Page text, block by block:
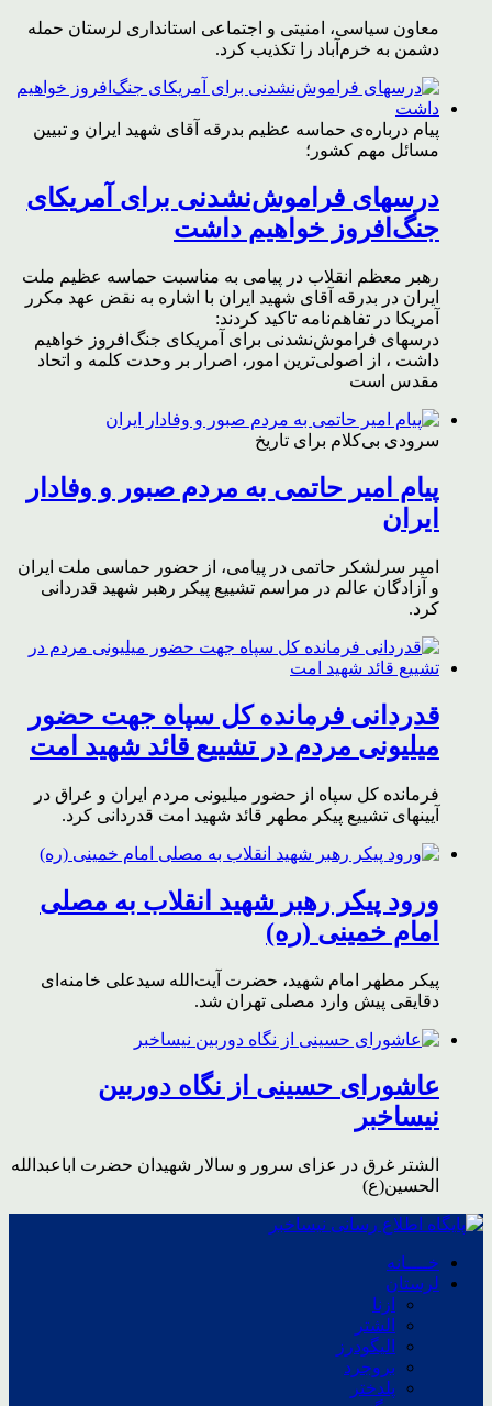
معاون سیاسی، امنیتی و اجتماعی استانداری لرستان حمله
دشمن به خرم‌آباد را تکذیب کرد.
پیام درباره‌ی حماسه عظیم بدرقه آقای شهید ایران و تبیین
مسائل مهم کشور؛
درسهای فراموش‌نشدنی برای آمریکای
جنگ‌افروز خواهیم داشت
رهبر معظم انقلاب در پیامی به مناسبت حماسه عظیم ملت
ایران در بدرقه آقای شهید ایران با اشاره به نقض عهد مکرر
آمریکا در تفاهم‌نامه تاکید کردند:
درسهای فراموش‌نشدنی برای آمریکای جنگ‌افروز خواهیم
داشت ، از اصولی‌ترین امور، اصرار بر وحدت کلمه و اتحاد
مقدس است
سرودی بی‌کلام برای تاریخ
پیام امیر حاتمی به مردم صبور و وفادار
ایران
امیر سرلشکر حاتمی در پیامی، از حضور حماسی ملت ایران
و آزادگان عالم در مراسم تشییع پیکر رهبر شهید قدردانی
کرد.
قدردانی فرمانده کل سپاه جهت حضور
میلیونی مردم در تشییع قائد شهید امت
فرمانده کل سپاه از حضور میلیونی مردم ایران و عراق در
آیینهای تشییع پیکر مطهر قائد شهید امت قدردانی کرد.
ورود پیکر رهبر شهید انقلاب به مصلی
امام خمینی (ره)
پیکر مطهر امام شهید،‌ حضرت آیت‌الله سیدعلی خامنه‌ای
دقایقی پیش وارد مصلی تهران شد.
عاشورای حسینی از نگاه دوربین
نیساخبر
الشتر غرق در عزای سرور و سالار شهیدان حضرت اباعبدالله
الحسین(ع)
خــــانه
لرستان
ازنا
الشتر
الیگودرز
بروجرد
پلدختر